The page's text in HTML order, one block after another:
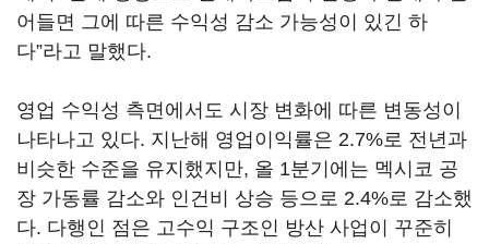
어들면 그에 따른 수익성 감소 가능성이 있긴 하
다”라고 말했다.
영업 수익성 측면에서도 시장 변화에 따른 변동성이
나타나고 있다. 지난해 영업이익률은 2.7%로 전년과
비슷한 수준을 유지했지만, 올 1분기에는 멕시코 공
장 가동률 감소와 인건비 상승 등으로 2.4%로 감소했
다. 다행인 점은 고수익 구조인 방산 사업이 꾸준히